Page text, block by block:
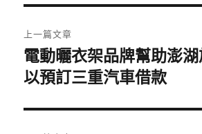
章
導
覽
上一篇文章
上
一
文
電動曬衣架品牌幫助澎
以預訂三重汽車借款